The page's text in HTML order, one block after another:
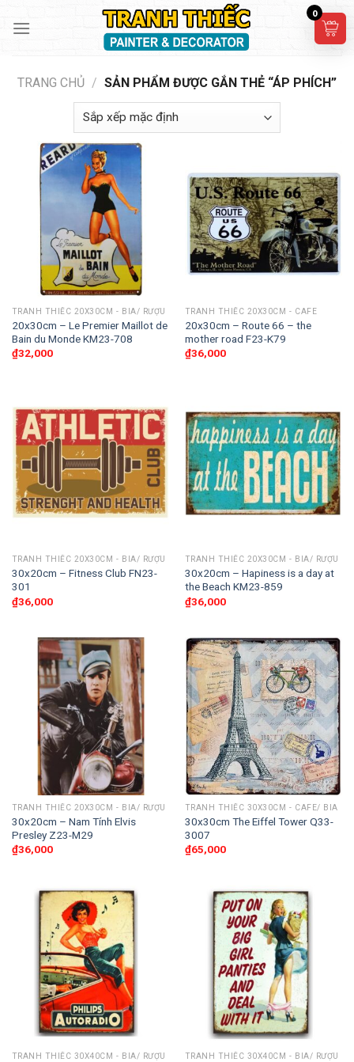
TRANG CHỦ / SẢN PHẨM ĐƯỢC GẮN THẺ “ÁP PHÍCH”
TRANH THIẾC 20X30CM - BIA/ RƯỢU
20x30cm – Le Premier Maillot de
Bain du Monde KM23-708
₫32,000
TRANH THIẾC 20X30CM - CAFE
20x30cm – Route 66 – the
mother road F23-K79
₫36,000
TRANH THIẾC 20X30CM - BIA/ RƯỢU
30x20cm – Fitness Club FN23-
301
₫36,000
TRANH THIẾC 20X30CM - BIA/ RƯỢU
30x20cm – Hapiness is a day at
the Beach KM23-859
₫36,000
TRANH THIẾC 20X30CM - BIA/ RƯỢU
30x20cm – Nam Tính Elvis
Presley Z23-M29
₫36,000
TRANH THIẾC 30X30CM - CAFE/ BIA
30x30cm The Eiffel Tower Q33-
3007
₫65,000
TRANH THIẾC 30X40CM - BIA/ RƯỢU TRANH THIẾC 30X40CM - BIA/ RƯỢU
0